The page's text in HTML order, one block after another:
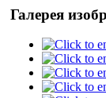
Галерея